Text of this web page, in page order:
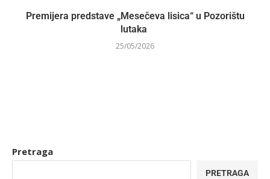
Premijera predstave „Mesečeva lisica“ u Pozorištu
lutaka
25/05/2026
Pretraga
PRETRAGA